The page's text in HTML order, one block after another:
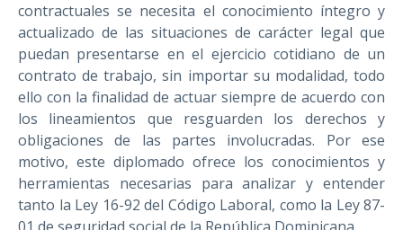
contractuales se necesita el conocimiento íntegro y
actualizado de las situaciones de carácter legal que
puedan presentarse en el ejercicio cotidiano de un
contrato de trabajo, sin importar su modalidad, todo
ello con la finalidad de actuar siempre de acuerdo con
los lineamientos que resguarden los derechos y
obligaciones de las partes involucradas. Por ese
motivo, este diplomado ofrece los conocimientos y
herramientas necesarias para analizar y entender
tanto la Ley 16-92 del Código Laboral, como la Ley 87-